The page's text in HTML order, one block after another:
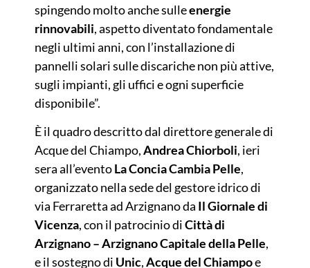
spingendo molto anche sulleenergie
rinnovabili, aspetto diventato fondamentale
negli ultimi anni, con l’installazione di
pannelli solari sulle discariche non più attive,
sugli impianti, gli uffici e ogni superficie
disponibile”.
È il quadro descritto dal direttore generale di
Acque del Chiampo,Andrea Chiorboli, ieri
sera all’eventoLa Concia Cambia Pelle,
organizzato nella sede del gestore idrico di
via Ferraretta ad Arzignano da Il Giornale di
Vicenza, con il patrocinio diCittà di
Arzignano – Arzignano Capitale della Pelle,
e il sostegno di Unic,Acque del Chiampoe